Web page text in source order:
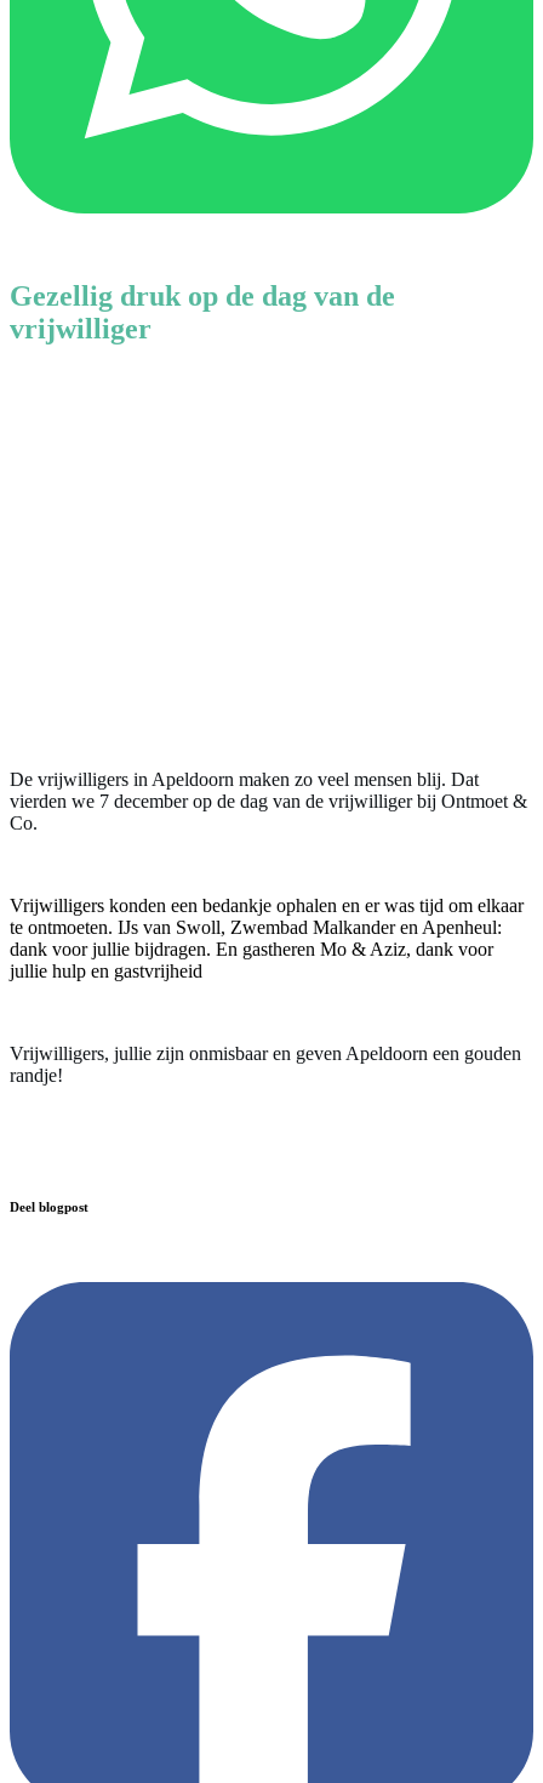
Gezellig druk op de dag van de
vrijwilliger
De vrijwilligers in Apeldoorn maken zo veel mensen blij. Dat
vierden we 7 december op de dag van de vrijwilliger bij Ontmoet &
Co.
Vrijwilligers konden een bedankje ophalen en er was tijd om elkaar
te ontmoeten. IJs van Swoll, Zwembad Malkander en Apenheul:
dank voor jullie bijdragen. En gastheren Mo & Aziz, dank voor
jullie hulp en gastvrijheid
Vrijwilligers, jullie zijn onmisbaar en geven Apeldoorn een gouden
randje!
Deel blogpost